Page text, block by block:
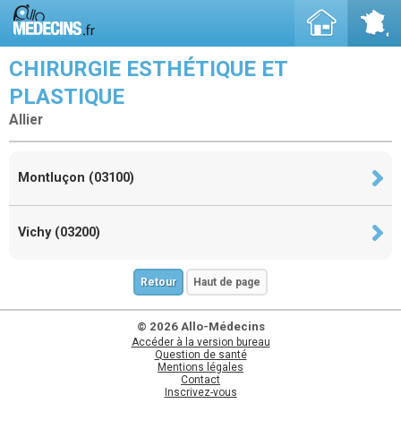
CHIRURGIE ESTHÉTIQUE ET
PLASTIQUE
Allier
Montluçon (03100)
Vichy (03200)
Retour Haut de page
© 2026 Allo-Médecins
Accéder à la version bureau
Question de santé
Mentions légales
Contact
Inscrivez-vous